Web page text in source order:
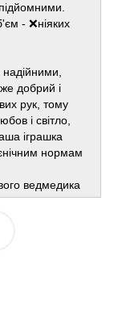
- ❌ніяких
надійними,
добрий і
рук, тому
і світло,
іграшка
нормам
ведмедика